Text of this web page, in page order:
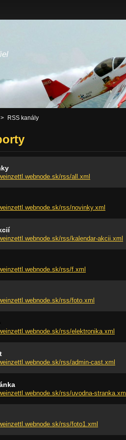
> RSS kanály
rss/all.xml
rss/novinky.xml
rss/kalendar-akcii.xml
rss/f.xml
rss/foto.xml
rss/elektronika.xml
rss/admin-cast.xml
rss/uvodna-stranka.xml
rss/foto1.xml